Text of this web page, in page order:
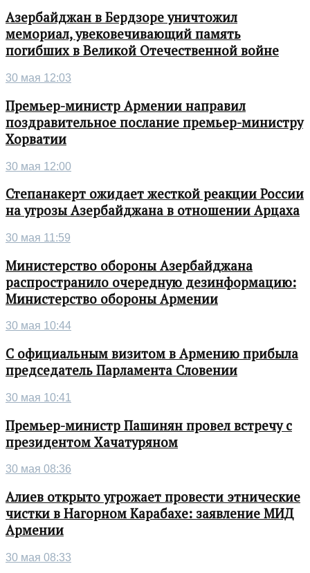
Азербайджан в Бердзоре уничтожил
мемориал, увековечивающий память
погибших в Великой Отечественной войне
30 мая 12:03
Премьер-министр Армении направил
поздравительное послание премьер-министру
Хорватии
30 мая 12:00
Степанакерт ожидает жесткой реакции России
на угрозы Азербайджана в отношении Арцаха
30 мая 11:59
Министерство обороны Азербайджана
распространило очередную дезинформацию:
Министерство обороны Армении
30 мая 10:44
С официальным визитом в Армению прибыла
председатель Парламента Словении
30 мая 10:41
Премьер-министр Пашинян провел встречу с
президентом Хачатуряном
30 мая 08:36
Алиев открыто угрожает провести этнические
чистки в Нагорном Карабахе: заявление МИД
Армении
30 мая 08:33